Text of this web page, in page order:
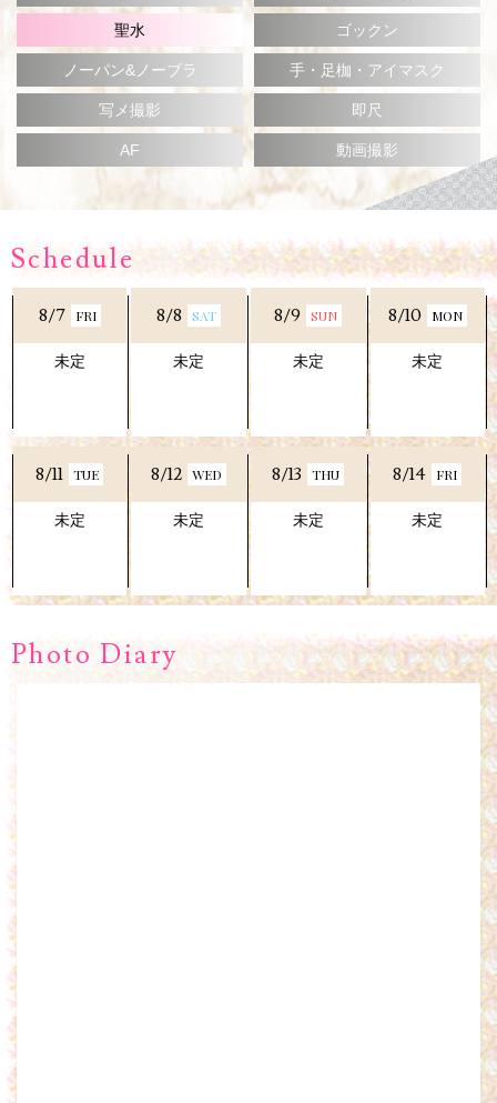
ーモニーにアドレナリンは最高潮。視線も心も奪われ、今まで味わ
ったことのない感情が沸きあがり、希少価値の高い究極のバカンス
を楽しんでいるかのような錯覚に自分を見失ってしまうことでしょ
う。贅沢なリゾートのような別世界の優雅なリフレッシュタイムを
じっくりとご堪能下さいませ。
聖水 ゴックン
ノーパン&ノーブラ 手・足枷・アイマスク
写メ撮影 即尺
AF 動画撮影
Schedule
8/7 FRI
未定
8/8 SAT
未定
8/9 SUN
未定
8/10 MON
未定
8/11 TUE
未定
8/12 WED
未定
8/13 THU
未定
8/14 FRI
未定
Photo Diary